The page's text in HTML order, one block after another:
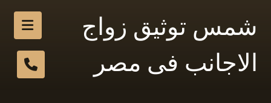
شمس توثيق زواج
الاجانب فى مصر